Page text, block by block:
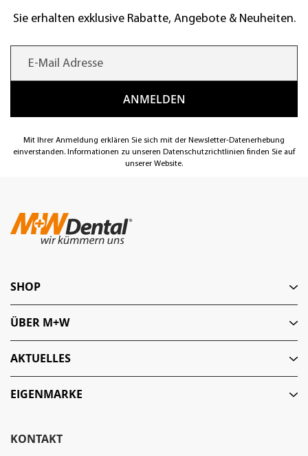
Sie erhalten exklusive Rabatte, Angebote & Neuheiten.
Mit Ihrer Anmeldung erklären Sie sich mit der Newsletter-Datenerhebung
einverstanden. Informationen zu unseren Datenschutzrichtlinien finden Sie auf
unserer Website.
KONTAKT
SHOP
ÜBER M+W
AKTUELLES
EIGENMARKE